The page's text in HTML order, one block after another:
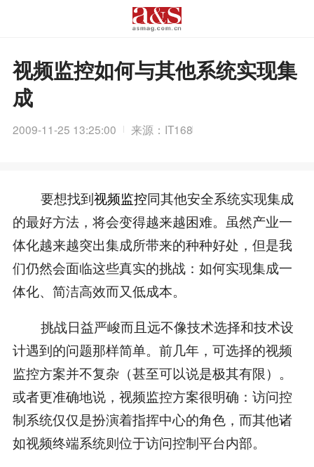
视频监控如何与其他系统实现集
成
2009-11-25 13:25:00 来源：IT168
要想找到视频监控同其他安全系统实现集成
的最好方法，将会变得越来越困难。虽然产业一
体化越来越突出集成所带来的种种好处，但是我
们仍然会面临这些真实的挑战：如何实现集成一
体化、简洁高效而又低成本。
挑战日益严峻而且远不像技术选择和技术设
计遇到的问题那样简单。前几年，可选择的视频
监控方案并不复杂（甚至可以说是极其有限）。
或者更准确地说，视频监控方案很明确：访问控
制系统仅仅是扮演着指挥中心的角色，而其他诸
如视频终端系统则位于访问控制平台内部。